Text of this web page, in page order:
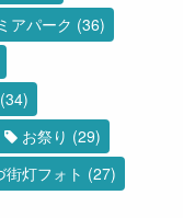
アパーク (36)
(34)
お祭り (29)
街灯フォト (27)